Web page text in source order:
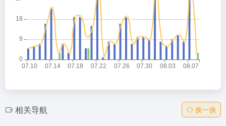
相关导航 换一换